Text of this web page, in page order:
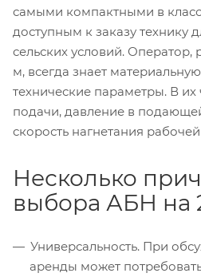
самыми компактными в
доступным к заказу технику
сельских условий.
м, всегда знает
технические параметры. В их
подачи, давление в
скорость нагнетания
Несколько
выбора АБН на
Универсальность. При
аренды может